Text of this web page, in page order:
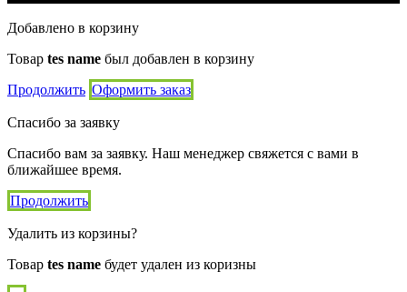
Добавлено в корзину
Товар tes name был добавлен в корзину
Продолжить Оформить заказ
Спасибо за заявку
Спасибо вам за заявку. Наш менеджер свяжется с вами в
ближайшее время.
Продолжить
Удалить из корзины?
Товар tes name будет удален из коризны